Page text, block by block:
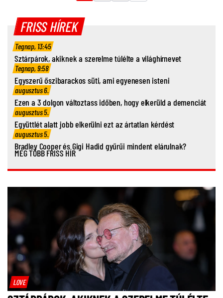
FRISS HÍREK
Tegnap, 13:45
Sztárpárok, akiknek a szerelme túlélte a világhírnevet
Tegnap, 9:58
Egyszerű őszibarackos süti, ami egyenesen isteni
augusztus 6.
Ezen a 3 dolgon változtass időben, hogy elkerüld a demenciát
augusztus 5.
Együttlét alatt jobb elkerülni ezt az ártatlan kérdést
augusztus 5.
Bradley Cooper és Gigi Hadid gyűrűi mindent elárulnak?
MÉG TÖBB FRISS HÍR
LOVE